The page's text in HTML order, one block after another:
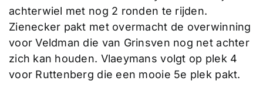
achterwiel met nog 2 ronden te rijden.
Zienecker pakt met overmacht de overwinning
voor Veldman die van Grinsven nog net achter
zich kan houden. Vlaeymans volgt op plek 4
voor Ruttenberg die een mooie 5e plek pakt.